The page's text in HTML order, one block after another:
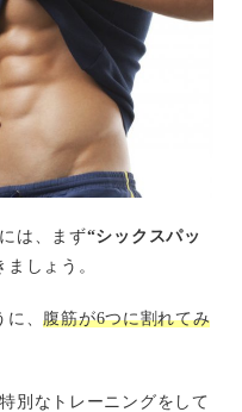
は、まず“シックスパッ
しょう。
に、腹筋が6つに割れてみ
別なトレーニングをして